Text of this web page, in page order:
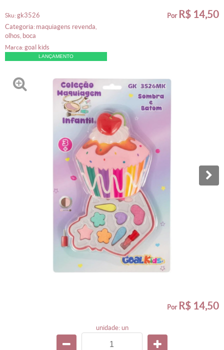
sku: gk3526
categoria: maquiagens revenda
olhos boca
marca: goal kids
LANÇAMENTO
por R$ 14,50
por R$ 14,50
unidade: un